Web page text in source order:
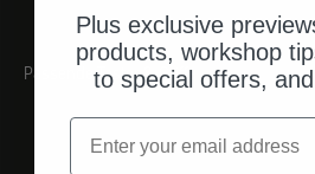
Passende Taster & Griffe
Plus exclusive
products, workshop
to special offers,
Email